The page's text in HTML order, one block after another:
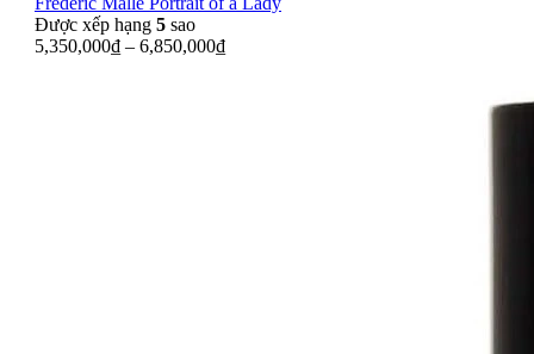
Được xếp hạng 5 sao
5,350,000₫ – 6,850,000₫